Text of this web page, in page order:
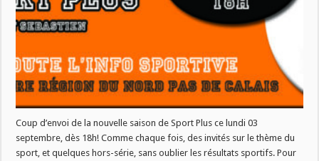
Coup d’envoi de la nouvelle saison de Sport Plus ce lundi 03
septembre, dès 18h! Comme chaque fois, des invités sur le thème du
sport, et quelques hors-série, sans oublier les résultats sportifs. Pour